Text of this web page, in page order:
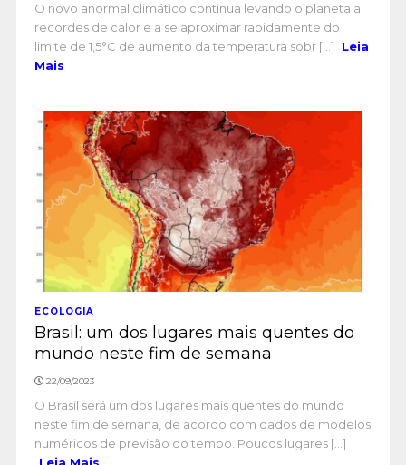
O novo anormal climático continua levando o planeta a
recordes de calor e a se aproximar rapidamente do
limite de 1,5°C de aumento da temperatura sobr [...]
Leia
Mais
ECOLOGIA
Brasil: um dos lugares mais quentes do
mundo neste fim de semana
22/09/2023
O Brasil será um dos lugares mais quentes do mundo
neste fim de semana, de acordo com dados de modelos
numéricos de previsão do tempo. Poucos lugares [...]